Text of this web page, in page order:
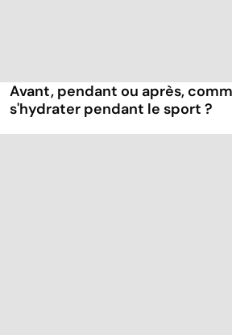
Avant, pendant ou après,
s'hydrater pendant le sport ?